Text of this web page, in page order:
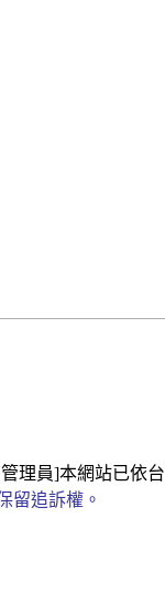
理員]本網站已依
留追訴權。